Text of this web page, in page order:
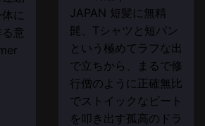
に
意
JAPAN 短髪に無精
髭、Tシャツと短パン
という極めてラフな出
で立ちから、まるで修
行僧のように正確無比
でストイックなビート
を叩き出す孤高のドラ